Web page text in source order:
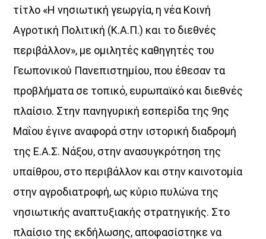
τίτλο «Η νησιωτική γεωργία, η νέα Κοινή
Αγροτική Πολιτική (Κ.Α.Π.) και το διεθνές
περιβάλλον», με ομιλητές καθηγητές του
Γεωπονικού Πανεπιστημίου, που έθεσαν τα
προβλήματα σε τοπικό, ευρωπαϊκό και διεθνές
πλαίσιο. Στην πανηγυρική εσπερίδα της 9ης
Μαΐου έγινε αναφορά στην ιστορική διαδρομή
της Ε.Α.Σ. Νάξου, στην ανασυγκρότηση της
υπαίθρου, στο περιβάλλον και στην καινοτομία
στην αγροδιατροφή, ως κύριο πυλώνα της
νησιωτικής αναπτυξιακής στρατηγικής. Στο
πλαίσιο της εκδήλωσης, αποφασίστηκε να